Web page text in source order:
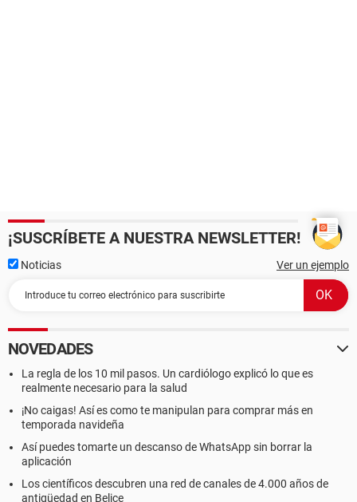
¡SUSCRÍBETE A NUESTRA NEWSLETTER!
Noticias Ver un ejemplo
NOVEDADES
La regla de los 10 mil pasos. Un cardiólogo explicó lo que es
realmente necesario para la salud
¡No caigas! Así es como te manipulan para comprar más en
temporada navideña
Así puedes tomarte un descanso de WhatsApp sin borrar la
aplicación
Los científicos descubren una red de canales de 4.000 años de
antigüedad en Belice